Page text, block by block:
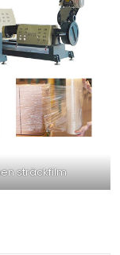
sträckfilm